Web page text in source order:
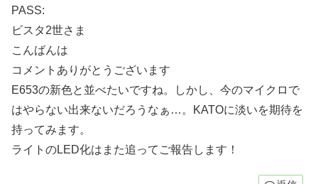
PASS:
ビスタ2世さま
こんばんは
コメントありがとうございます
E653の新色と並べたいですね。しかし、今のマイクロで
はやらない出来ないだろうなぁ…。KATOに淡いを期待を
持ってみます。
ライトのLED化はまた追ってご報告します！